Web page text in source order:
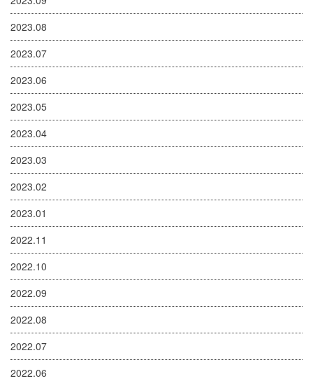
2023.08
2023.07
2023.06
2023.05
2023.04
2023.03
2023.02
2023.01
2022.11
2022.10
2022.09
2022.08
2022.07
2022.06